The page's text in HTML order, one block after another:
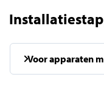
Voor apparaten